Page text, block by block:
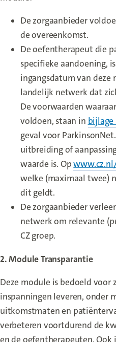
De zorgaanbieder
de overeenkomst.
De oefentherapeut die
specifieke aandoening,
ingangsdatum van deze
landelijk netwerk dat
De voorwaarden
voldoen, staan in bijlage
geval voor
uitbreiding of
waarde is. Op
welke (maximaal twee)
dit geldt.
De zorgaanbieder
netwerk om relevante
CZ groep.
2. Module Transparantie
Deze module is bedoeld voor
inspanningen leveren, onder
uitkomstmaten en
verbeteren voortdurend de